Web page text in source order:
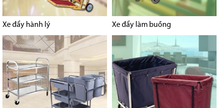
Xe đẩy hành lý Xe đẩy làm buồng